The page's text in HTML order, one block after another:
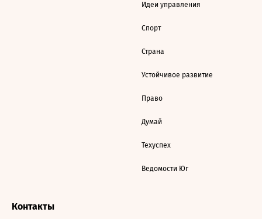
Идеи управления
Спорт
Страна
Устойчивое развитие
Право
Думай
Техуспех
Ведомости Юг
Контакты